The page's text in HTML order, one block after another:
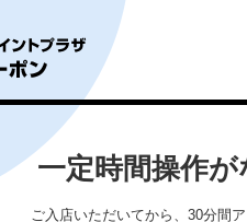
一定時間操作
ご入店いただいてから、30分間